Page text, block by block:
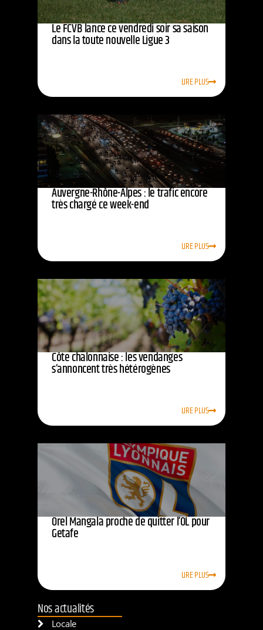
Le FCVB lance ce vendredi soir sa saison
dans la toute nouvelle Ligue 3
LIRE PLUS
Auvergne-Rhône-Alpes : le trafic encore
très chargé ce week-end
LIRE PLUS
Côte chalonnaise : les vendanges
s’annoncent très hétérogènes
LIRE PLUS
Orel Mangala proche de quitter l’OL pour
Getafe
LIRE PLUS
Nos actualités
Locale